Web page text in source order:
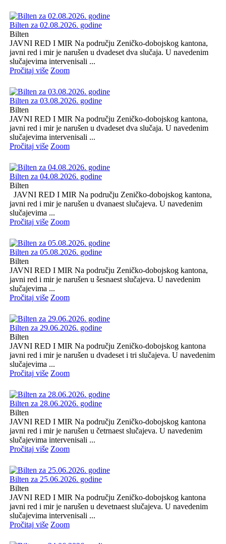
Bilten za 02.08.2026. godine
Bilten
JAVNI RED I MIR Na području Zeničko-dobojskog kantona,
javni red i mir je narušen u dvadeset dva slučaja. U navedenim
slučajevima intervenisali ...
Pročitaj više Zoom
Bilten za 03.08.2026. godine
Bilten
JAVNI RED I MIR Na području Zeničko-dobojskog kantona,
javni red i mir je narušen u dvadeset dva slučaja. U navedenim
slučajevima intervenisali ...
Pročitaj više Zoom
Bilten za 04.08.2026. godine
Bilten
JAVNI RED I MIR Na području Zeničko-dobojskog kantona,
javni red i mir je narušen u dvanaest slučajeva. U navedenim
slučajevima ...
Pročitaj više Zoom
Bilten za 05.08.2026. godine
Bilten
JAVNI RED I MIR Na području Zeničko-dobojskog kantona,
javni red i mir je narušen u šesnaest slučajeva. U navedenim
slučajevima ...
Pročitaj više Zoom
Bilten za 29.06.2026. godine
Bilten
JAVNI RED I MIR Na području Zeničko-dobojskog kantona
javni red i mir je narušen u dvadeset i tri slučajeva. U navedenim
slučajevima ...
Pročitaj više Zoom
Bilten za 28.06.2026. godine
Bilten
JAVNI RED I MIR Na području Zeničko-dobojskog kantona
javni red i mir je narušen u četrnaest slučajeva. U navedenim
slučajevima intervenisali ...
Pročitaj više Zoom
Bilten za 25.06.2026. godine
Bilten
JAVNI RED I MIR Na području Zeničko-dobojskog kantona
javni red i mir je narušen u devetnaest slučajeva. U navedenim
slučajevima intervenisali ...
Pročitaj više Zoom